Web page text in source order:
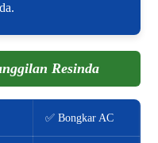
Resinda
✅ Bongkar AC